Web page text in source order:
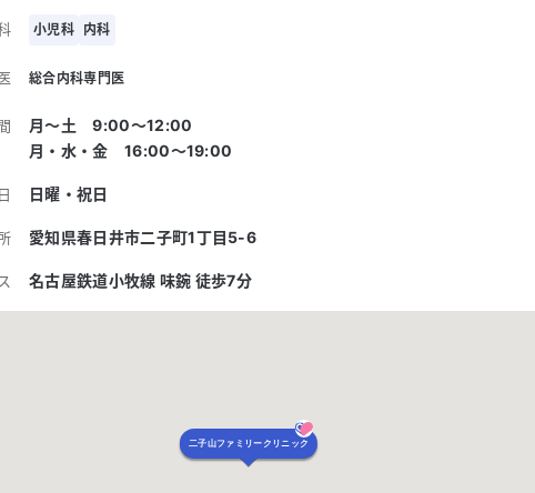
小児科 内科
総合内科専門医
月～土 9:00〜12:00
月・水・金 16:00〜19:00
日曜・祝日
愛知県春日井市二子町1丁目5-6
名古屋鉄道小牧線 味鋺 徒歩7分
二子山ファミリークリニック